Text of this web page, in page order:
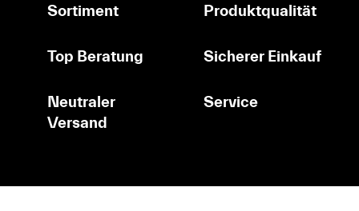
Sortiment
Produktqualität
Top Beratung Sicherer Einkauf
Neutraler
Versand
Service